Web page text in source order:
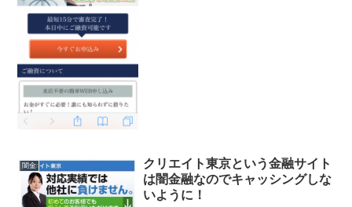
闇金
クリエイト東京という金融サイト
は闇金融なのでキャッシングしな
いように！